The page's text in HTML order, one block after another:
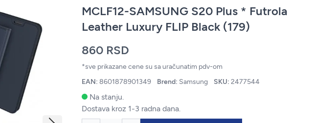
MCLF12-SAMSUNG S20 Plus * Futrola
Leather Luxury FLIP Black (179)
860 RSD
*sve prikazane cene su sa uračunatim pdv-om
EAN: 8601878901349 Brend: Samsung SKU: 2477544
Na stanju.
Dostava kroz 1-3 radna dana.